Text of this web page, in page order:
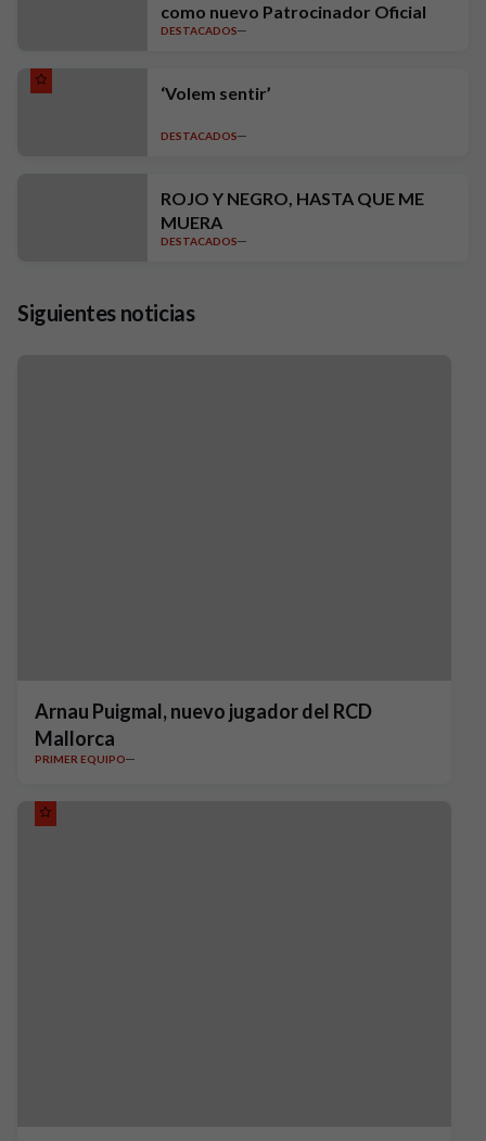
como nuevo Patrocinador Oficial
DESTACADOS
‘Volem sentir’
DESTACADOS
ROJO Y NEGRO, HASTA QUE ME
MUERA
DESTACADOS
Siguientes noticias
Arnau Puigmal, nuevo jugador del RCD
Mallorca
PRIMER EQUIPO